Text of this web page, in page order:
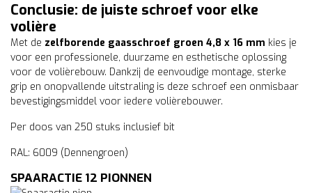
Conclusie: de juiste schroef voor elke
volière
Met de zelfborende gaasschroef groen 4,8 x 16 mm kies je
voor een professionele, duurzame en esthetische oplossing
voor de volièrebouw. Dankzij de eenvoudige montage, sterke
grip en onopvallende uitstraling is deze schroef een onmisbaar
bevestigingsmiddel voor iedere volièrebouwer.
Per doos van 250 stuks inclusief bit
RAL: 6009 (Dennengroen)
SPAARACTIE 12 PIONNEN